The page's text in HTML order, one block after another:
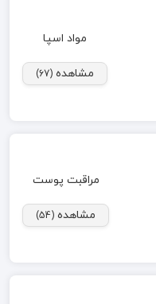
مواد اسپا
مشاهده (67)
مراقبت پوست
مشاهده (54)